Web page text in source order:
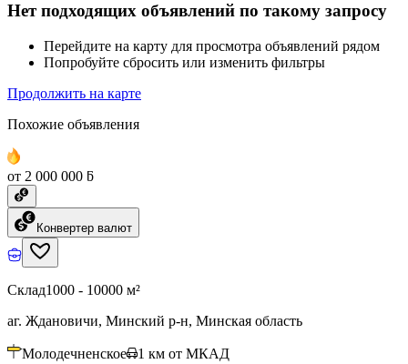
Нет подходящих объявлений по такому запросу
Перейдите на карту для просмотра объявлений рядом
Попробуйте сбросить или изменить фильтры
Продолжить на карте
Похожие объявления
от 2 000 000 ƃ
Конвертер валют
Склад1000 - 10000 м²
аг. Ждановичи, Минский р-н, Минская область
Молодечненское 1 км от МКАД